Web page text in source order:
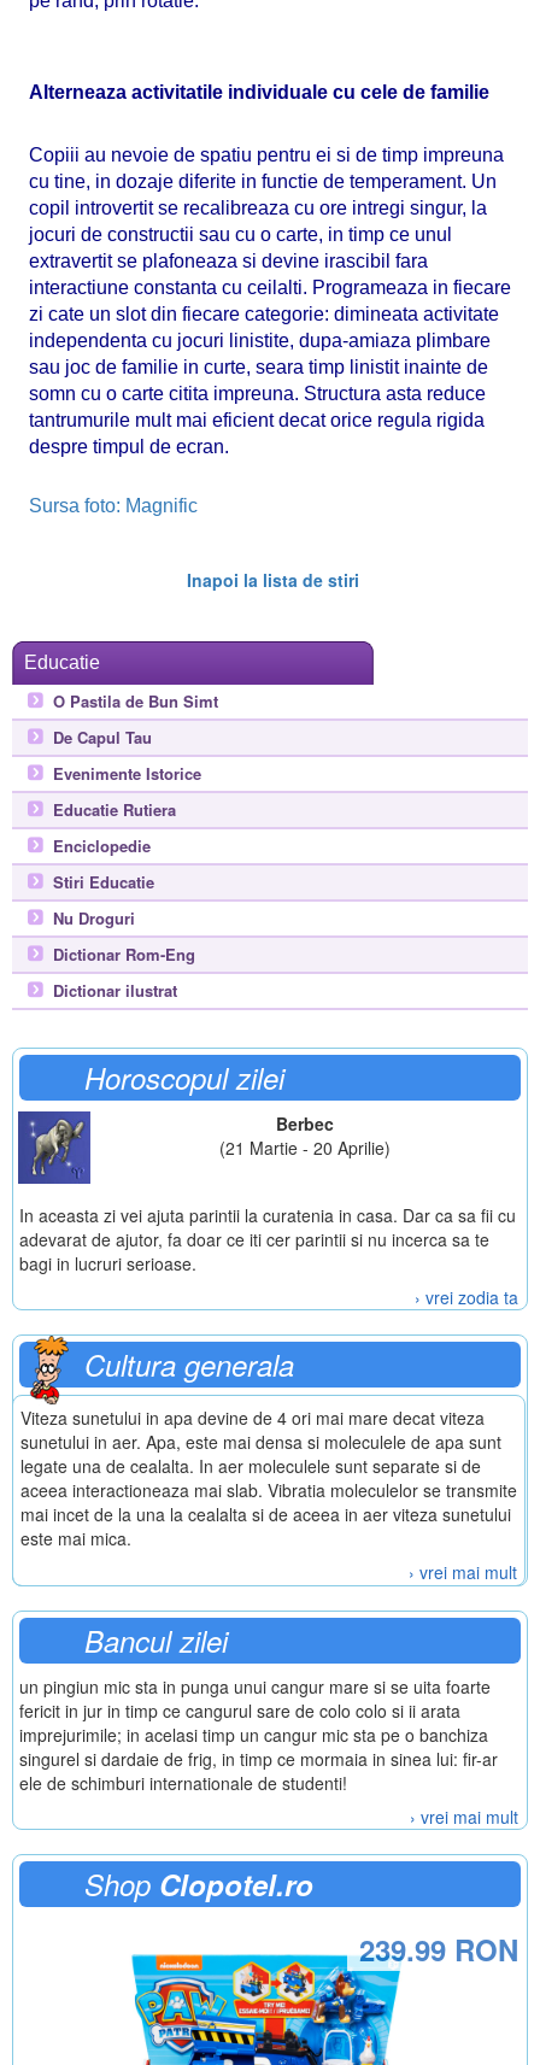
Educatie
O Pastila de Bun Simt
De Capul Tau
Evenimente Istorice
Educatie Rutiera
Enciclopedie
Stiri Educatie
Nu Droguri
Dictionar Rom-Eng
Dictionar ilustrat
Horoscopul zilei
Berbec
(21 Martie - 20 Aprilie)
In aceasta zi vei ajuta parintii la curatenia in casa. Dar ca sa fii cu
adevarat de ajutor, fa doar ce iti cer parintii si nu incerca sa te
bagi in lucruri serioase.
› vrei zodia ta
Cultura generala
Viteza sunetului in apa devine de 4 ori mai mare decat viteza
sunetului in aer. Apa, este mai densa si moleculele de apa sunt
legate una de cealalta. In aer moleculele sunt separate si de
aceea interactioneaza mai slab. Vibratia moleculelor se transmite
mai incet de la una la cealalta si de aceea in aer viteza sunetului
este mai mica.
› vrei mai mult
Bancul zilei
un pingiun mic sta in punga unui cangur mare si se uita foarte
fericit in jur in timp ce cangurul sare de colo colo si ii arata
imprejurimile; in acelasi timp un cangur mic sta pe o banchiza
singurel si dardaie de frig, in timp ce mormaia in sinea lui: fir-ar
ele de schimburi internationale de studenti!
› vrei mai mult
Shop Clopotel.ro
239.99 RON
Alterneaza activitatile individuale cu cele de familie
Copiii au nevoie de spatiu pentru ei si de timp impreuna
cu tine, in dozaje diferite in functie de temperament. Un
copil introvertit se recalibreaza cu ore intregi singur, la
jocuri de constructii sau cu o carte, in timp ce unul
extravertit se plafoneaza si devine irascibil fara
interactiune constanta cu ceilalti. Programeaza in fiecare
zi cate un slot din fiecare categorie: dimineata activitate
independenta cu jocuri linistite, dupa-amiaza plimbare
sau joc de familie in curte, seara timp linistit inainte de
somn cu o carte citita impreuna. Structura asta reduce
tantrumurile mult mai eficient decat orice regula rigida
despre timpul de ecran.
Sursa foto: Magnific
Inapoi la lista de stiri